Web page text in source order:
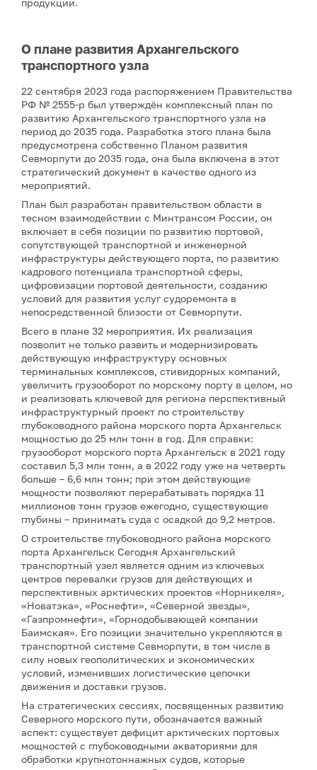
продукции.
О плане развития Архангельского
транспортного узла
22 сентября 2023 года распоряжением Правительства
РФ № 2555-р был утверждён комплексный план по
развитию Архангельского транспортного узла на
период до 2035 года. Разработка этого плана была
предусмотрена собственно Планом развития
Севморпути до 2035 года, она была включена в этот
стратегический документ в качестве одного из
мероприятий.
План был разработан правительством области в
тесном взаимодействии с Минтрансом России, он
включает в себя позиции по развитию портовой,
сопутствующей транспортной и инженерной
инфраструктуры действующего порта, по развитию
кадрового потенциала транспортной сферы,
цифровизации портовой деятельности, созданию
условий для развития услуг судоремонта в
непосредственной близости от Севморпути.
Всего в плане 32 мероприятия. Их реализация
позволит не только развить и модернизировать
действующую инфраструктуру основных
терминальных комплексов, стивидорных компаний,
увеличить грузооборот по морскому порту в целом, но
и реализовать ключевой для региона перспективный
инфраструктурный проект по строительству
глубоководного района морского порта Архангельск
мощностью до 25 млн тонн в год. Для справки:
грузооборот морского порта Архангельск в 2021 году
составил 5,3 млн тонн, а в 2022 году уже на четверть
больше – 6,6 млн тонн; при этом действующие
мощности позволяют перерабатывать порядка 11
миллионов тонн грузов ежегодно, существующие
глубины – принимать суда с осадкой до 9,2 метров.
О строительстве глубоководного района морского
порта Архангельск Сегодня Архангельский
транспортный узел является одним из ключевых
центров перевалки грузов для действующих и
перспективных арктических проектов «Норникеля»,
«Новатэка», «Роснефти», «Северной звезды»,
«Газпромнефти», «Горнодобывающей компании
Баимская». Его позиции значительно укрепляются в
транспортной системе Севморпути, в том числе в
силу новых геополитических и экономических
условий, изменивших логистические цепочки
движения и доставки грузов.
На стратегических сессиях, посвященных развитию
Северного морского пути, обозначается важный
аспект: существует дефицит арктических портовых
мощностей с глубоководными акваториями для
обработки крупнотоннажных судов, которые